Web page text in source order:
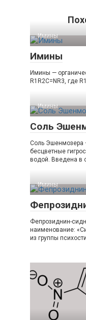
Имины‎
Имины
Имины —
R1R2C=NR3, где
Имины‎
Соль
Соль Эшенмозера
бесцветные
водой. Введена в
Имины‎
Фепрозиднин-
наименование:
из группы